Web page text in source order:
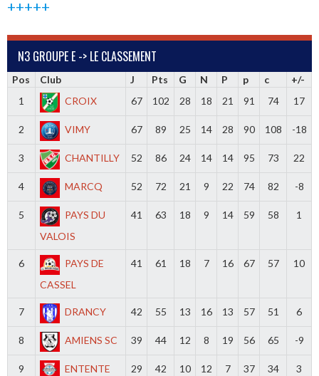
+++++
N3 GROUPE E -> LE CLASSEMENT
Pos Club J Pts G N P p c
+/-
1
CROIX 67 102 28 18 21 91 74 17
2 VIMY 67 89 25 14 28 90 108 -18
3 CHANTILLY 52 86 24 14 14 95 73 22
4 MARCQ 52 72 21 9 22 74 82 -8
5
PAYS DU
VALOIS
41 63 18 9 14 59 58 1
6
PAYS DE
CASSEL
41 61 18 7 16 67 57 10
7 DRANCY 42 55 13 16 13 57 51 6
8 AMIENS SC 39 44 12 8 19 56 65 -9
9
ENTENTE
29 42 10 12 7 37 34 3